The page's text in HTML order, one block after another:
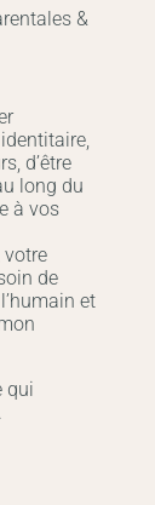
&
d’être
long du
à vos
votre
de
et
qui